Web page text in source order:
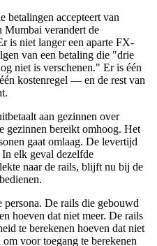
betalingen accepteert van
Mumbai verandert de
is niet langer een aparte FX-
van een betaling die "drie
niet is verschenen." Er is één
kostenregel — en de rest van
aan gezinnen over
gezinnen bereikt omhoog. Het
gaat omlaag. De levertijd
elk geval dezelfde
naar de rails, blijft nu bij de
De rails die gebouwd
hoeven dat niet meer. De rails
te berekenen hoeven dat niet
voor toegang te berekenen